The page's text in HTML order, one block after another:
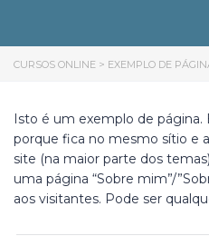
CURSOS ONLINE > EXEMPLO DE
Isto é um exemplo de
porque fica no mesmo sítio e
site (na maior parte dos
uma página “Sobre mim”/
aos visitantes. Pode ser